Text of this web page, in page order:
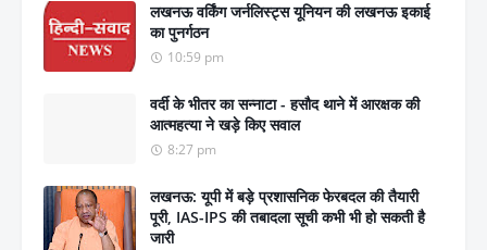
लखनऊ वर्किंग जर्नलिस्ट्स यूनियन की लखनऊ इकाई
का पुनर्गठन
10:59 pm
वर्दी के भीतर का सन्नाटा - हसौद थाने में आरक्षक की
आत्महत्या ने खड़े किए सवाल
8:27 pm
लखनऊ: यूपी में बड़े प्रशासनिक फेरबदल की तैयारी
पूरी, IAS-IPS की तबादला सूची कभी भी हो सकती है
जारी